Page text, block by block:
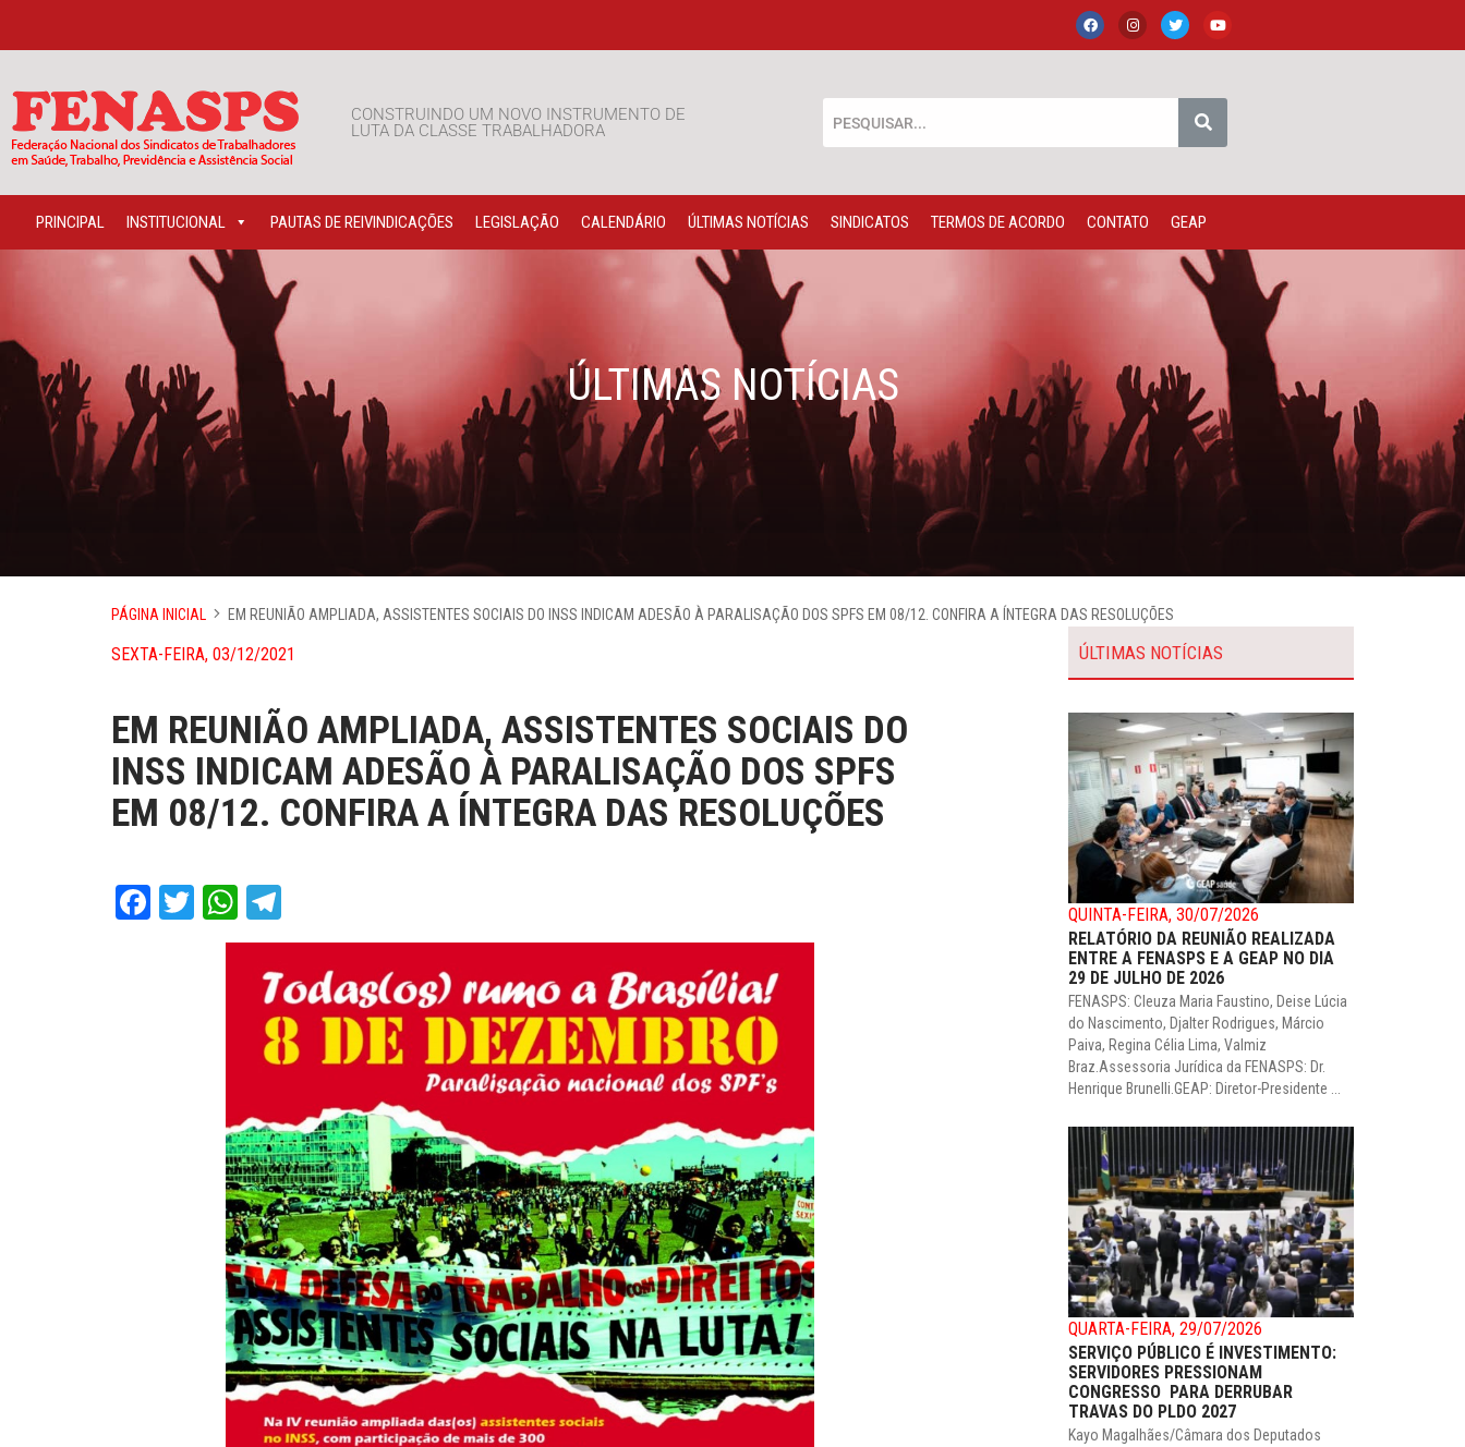
CONSTRUINDO UM NOVO INSTRUMENTO DE
LUTA DA CLASSE TRABALHADORA
PRINCIPAL INSTITUCIONAL PAUTAS DE REIVINDICAÇÕES LEGISLAÇÃO CALENDÁRIO ÚLTIMAS NOTÍCIAS SINDICATOS TERMOS DE ACORDO CONTATO GEAP
ÚLTIMAS NOTÍCIAS
PÁGINA INICIAL EM REUNIÃO AMPLIADA, ASSISTENTES SOCIAIS DO INSS INDICAM ADESÃO À PARALISAÇÃO DOS SPFS EM 08/12. CONFIRA A ÍNTEGRA DAS RESOLUÇÕES
SEXTA-FEIRA, 03/12/2021
EM REUNIÃO AMPLIADA, ASSISTENTES SOCIAIS DO
INSS INDICAM ADESÃO À PARALISAÇÃO DOS SPFS
EM 08/12. CONFIRA A ÍNTEGRA DAS RESOLUÇÕES
Facebook
TwitterWhatsApp
ÚLTIMAS NOTÍCIAS
QUINTA-FEIRA, 30/07/2026
RELATÓRIO DA REUNIÃO REALIZADA
ENTRE A FENASPS E A GEAP NO DIA
29 DE JULHO DE 2026
FENASPS: Cleuza Maria Faustino, Deise Lúcia
do Nascimento, Djalter Rodrigues, Márcio
Paiva, Regina Célia Lima, Valmiz
Braz.Assessoria Jurídica da FENASPS: Dr.
Henrique Brunelli.GEAP: Diretor-Presidente ...
QUARTA-FEIRA, 29/07/2026
SERVIÇO PÚBLICO É INVESTIMENTO:
SERVIDORES PRESSIONAM
CONGRESSO PARA DERRUBAR
TRAVAS DO PLDO 2027
Kayo Magalhães/Câmara dos Deputados